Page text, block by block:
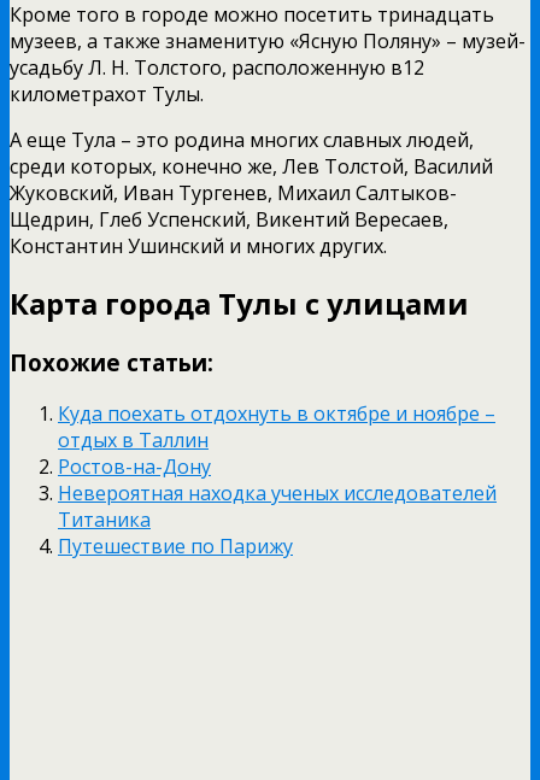
Кроме того в городе можно посетить тринадцать
музеев, а также знаменитую «Ясную Поляну» – музей-
усадьбу Л. Н. Толстого, расположенную в12
километрахот Тулы.
А еще Тула – это родина многих славных людей,
среди которых, конечно же, Лев Толстой, Василий
Жуковский, Иван Тургенев, Михаил Салтыков-
Щедрин, Глеб Успенский, Викентий Вересаев,
Константин Ушинский и многих других.
Карта города Тулы с улицами
Похожие статьи:
Куда поехать отдохнуть в октябре и ноябре –
отдых в Таллин
Ростов-на-Дону
Невероятная находка ученых исследователей
Титаника
Путешествие по Парижу